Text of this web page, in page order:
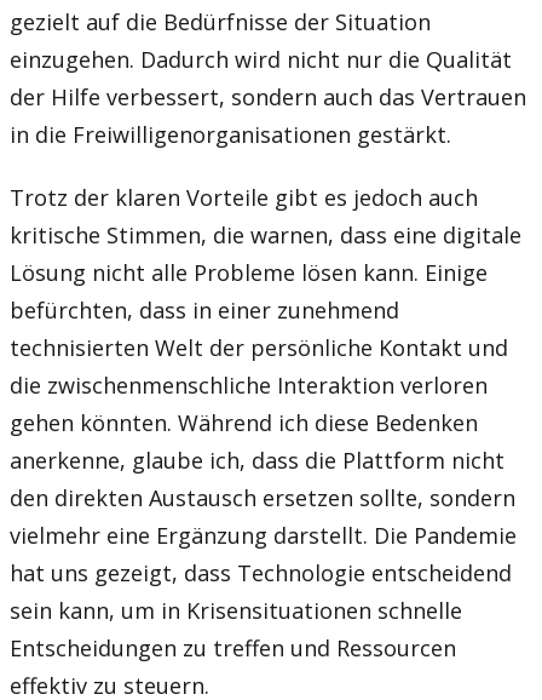
gezielt auf die Bedürfnisse der Situation
einzugehen. Dadurch wird nicht nur die Qualität
der Hilfe verbessert, sondern auch das Vertrauen
in die Freiwilligenorganisationen gestärkt.
Trotz der klaren Vorteile gibt es jedoch auch
kritische Stimmen, die warnen, dass eine digitale
Lösung nicht alle Probleme lösen kann. Einige
befürchten, dass in einer zunehmend
technisierten Welt der persönliche Kontakt und
die zwischenmenschliche Interaktion verloren
gehen könnten. Während ich diese Bedenken
anerkenne, glaube ich, dass die Plattform nicht
den direkten Austausch ersetzen sollte, sondern
vielmehr eine Ergänzung darstellt. Die Pandemie
hat uns gezeigt, dass Technologie entscheidend
sein kann, um in Krisensituationen schnelle
Entscheidungen zu treffen und Ressourcen
effektiv zu steuern.